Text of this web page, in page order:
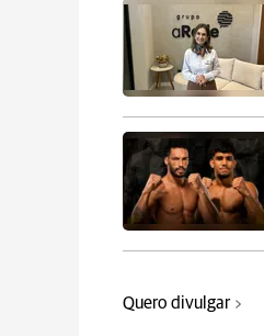
Quero divulgar